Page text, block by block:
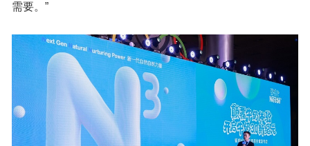
需要。”